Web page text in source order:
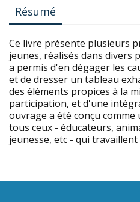
Résumé
Ce livre présente plusieurs
jeunes, réalisés dans divers
a permis d'en dégager les
et de dresser un tableau
des éléments propices à la
participation, et d'une
ouvrage a été conçu
tous ceux - éducateurs,
jeunesse, etc - qui travaillent